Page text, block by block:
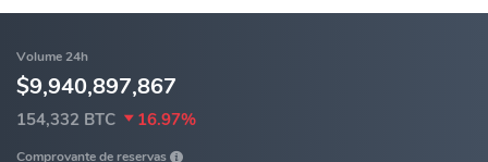
Volume 24h
$9,940,897,867
154,332 BTC 16.97%
Comprovante de reservas